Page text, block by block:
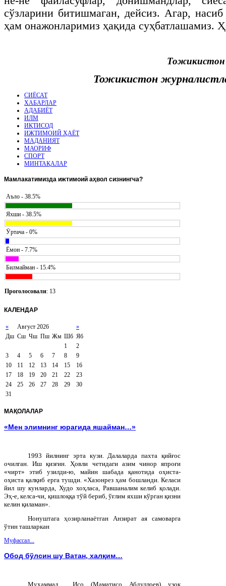
сўзларини битишмаган, дейсиз. Агар, насиб
ҳам онажонларимиз ҳақида суҳбатлашамиз.
Тожикистон
Тожикистон
СИЁСАТ
ХАБАРЛАР
АДАБИЁТ
ИЛМ
ИҚТИСОД
ИЖТИМОИЙ ҲАЁТ
МАДАНИЯТ
МАОРИФ
СПОРТ
МИНТАҚАЛАР
Мамлакатимизда ижтимоий аҳвол сизнингча?
Аъло - 38.5%
Яхши - 38.5%
Ӯртача - 0%
Ёмон - 7.7%
Билмайман - 15.4%
Проголосовали: 13
КАЛЕНДАР
« Август 2026
»
Дш Сш Чш Пш Жм Шб Яб
1
2
3
4 5 6 7 8
9
10
11 12 13 14 15
16
17
18 19 20 21 22
23
24
25 26 27 28 29
30
31
МАҚОЛАЛАР
«Мен элимнинг юрагида яшайман…»
1993 йилнинг эрта кузи. Далаларда пахта қийғос
очилган. Иш қизғин. Ҳовли четидаги азим чинор япроғи
«чирт» этиб узилди-ю, майин шабада қанотида оҳиста-
оҳиста қалқиб ерга тушди. «Хазонрез ҳам бошланди. Келаси
йил шу кунларда, Худо хоҳласа, Равшаналим келиб қолади.
Эҳ-е, келса-чи, қишлоққа тўй бериб, ўғлим яхши кўрган қизни
келин қиламан».
Нонуштага ҳозирланаётган Анзират ая самоварга
ўтин ташларкан
Муфассал...
Обод бўлсин шу Ватан, халқим…
Муҳаммад Исо (Маматисо Абдуллоев) узоқ